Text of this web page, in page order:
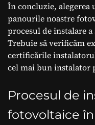
În concluzie,
panourile noastre
procesul de instalare
Trebuie să verificăm
certificările
cel mai bun instalator
Procesul de
fotovoltaice